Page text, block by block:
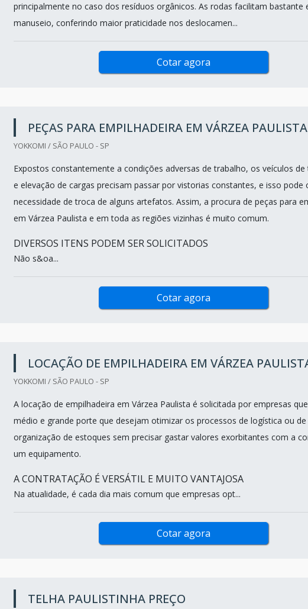
principalmente no caso dos resíduos orgânicos. As rodas facilitam bastante
manuseio, conferindo maior praticidade nos deslocamen...
Cotar agora
PEÇAS PARA EMPILHADEIRA EM VÁRZEA PAULISTA
YOKKOMI / SÃO PAULO - SP
Expostos constantemente a condições adversas de trabalho, os veículos
e elevação de cargas precisam passar por vistorias constantes, e isso pode
necessidade de troca de alguns artefatos. Assim, a procura de peças para
em Várzea Paulista e em toda as regiões vizinhas é muito comum.
DIVERSOS ITENS PODEM SER SOLICITADOS
Não s&oa...
Cotar agora
LOCAÇÃO DE EMPILHADEIRA EM VÁRZEA
YOKKOMI / SÃO PAULO - SP
A locação de empilhadeira em Várzea Paulista é solicitada por empresas
médio e grande porte que desejam otimizar os processos de logística ou de
organização de estoques sem precisar gastar valores exorbitantes com a
um equipamento.
A CONTRATAÇÃO É VERSÁTIL E MUITO VANTAJOSA
Na atualidade, é cada dia mais comum que empresas opt...
Cotar agora
TELHA PAULISTINHA PREÇO